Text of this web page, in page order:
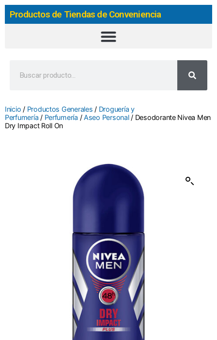
Productos de Tiendas de Conveniencia
Inicio / Productos Generales / Droguería y
Perfumería / Perfumería /Aseo Personal/ Desodorante Nivea Men
Dry Impact Roll On